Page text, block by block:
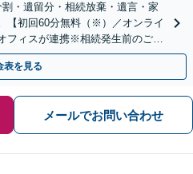
・遺留分・相続放棄・遺言・家
【初回60分無料（※）／オンライ
フィスが連携※相続発生前のご相
ます。
表を見る
メールでお問い合わせ